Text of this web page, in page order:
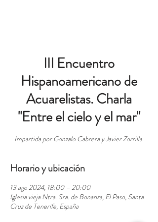
III Encuentro
Hispanoamericano de
Acuarelistas. Charla
"Entre el cielo y el mar"
Impartida por Gonzalo Cabrera y Javier Zorrilla.
Horario y ubicación
13 ago 2024, 18:00 – 20:00
Iglesia vieja Ntra. Sra. de Bonanza, El Paso, Santa
Cruz de Tenerife, España